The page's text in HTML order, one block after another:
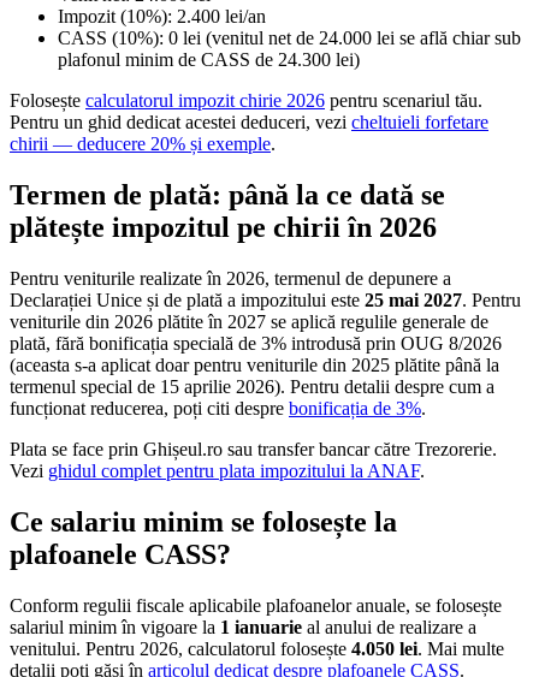
Impozit (10%): 2.400 lei/an
CASS (10%): 0 lei (venitul net de 24.000 lei se află chiar sub
plafonul minim de CASS de 24.300 lei)
Folosește calculatorul impozit chirie 2026 pentru scenariul tău.
Pentru un ghid dedicat acestei deduceri, vezi cheltuieli forfetare
chirii — deducere 20% și exemple.
Termen de plată: până la ce dată se
plătește impozitul pe chirii în 2026
Pentru veniturile realizate în 2026, termenul de depunere a
Declarației Unice și de plată a impozitului este 25 mai 2027. Pentru
veniturile din 2026 plătite în 2027 se aplică regulile generale de
plată, fără bonificația specială de 3% introdusă prin OUG 8/2026
(aceasta s-a aplicat doar pentru veniturile din 2025 plătite până la
termenul special de 15 aprilie 2026). Pentru detalii despre cum a
funcționat reducerea, poți citi despre bonificația de 3%.
Plata se face prin Ghișeul.ro sau transfer bancar către Trezorerie.
Vezi ghidul complet pentru plata impozitului la ANAF.
Ce salariu minim se folosește la
plafoanele CASS?
Conform regulii fiscale aplicabile plafoanelor anuale, se folosește
salariul minim în vigoare la 1 ianuarie al anului de realizare a
venitului. Pentru 2026, calculatorul folosește 4.050 lei. Mai multe
detalii poți găsi în articolul dedicat despre plafoanele CASS.